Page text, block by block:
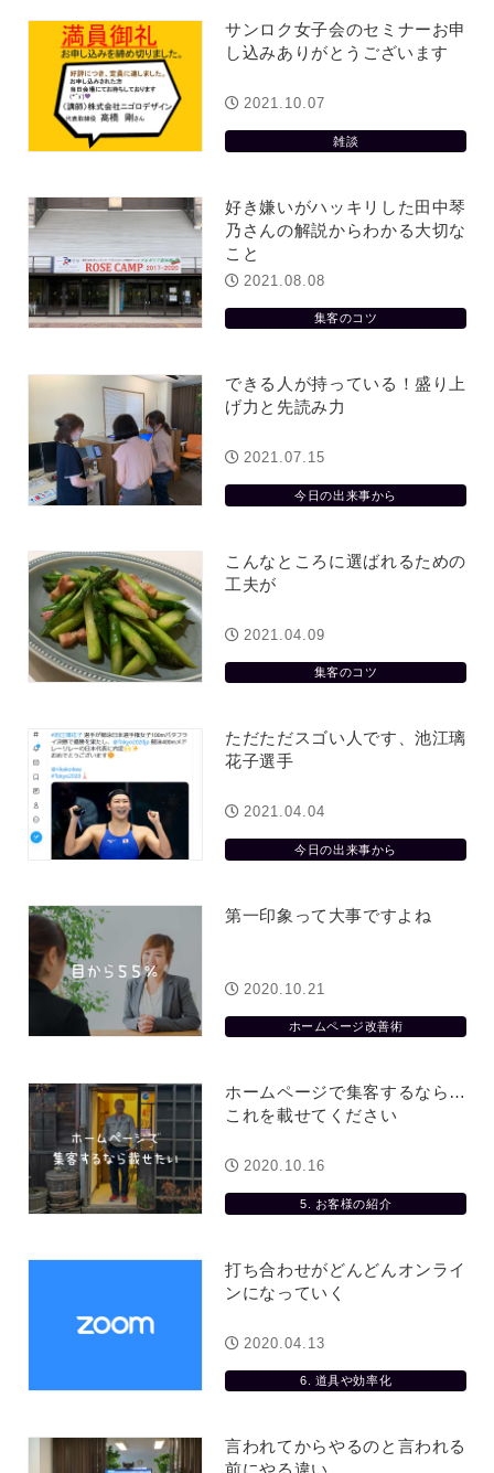
サンロク女子会のセミナーお申
し込みありがとうございます
雑談
2021.10.07
好き嫌いがハッキリした田中琴
乃さんの解説からわかる大切な
こと
集客のコツ
2021.08.08
できる人が持っている！盛り上
げ力と先読み力
今日の出来事から
2021.07.15
こんなところに選ばれるための
工夫が
集客のコツ
2021.04.09
ただただスゴい人です、池江璃
花子選手
今日の出来事から
2021.04.04
第一印象って大事ですよね
ホームページ改善術
2020.10.21
ホームページで集客するなら…
これを載せてください
5. お客様の紹介
2020.10.16
打ち合わせがどんどんオンライ
ンになっていく
6. 道具や効率化
2020.04.13
言われてからやるのと言われる